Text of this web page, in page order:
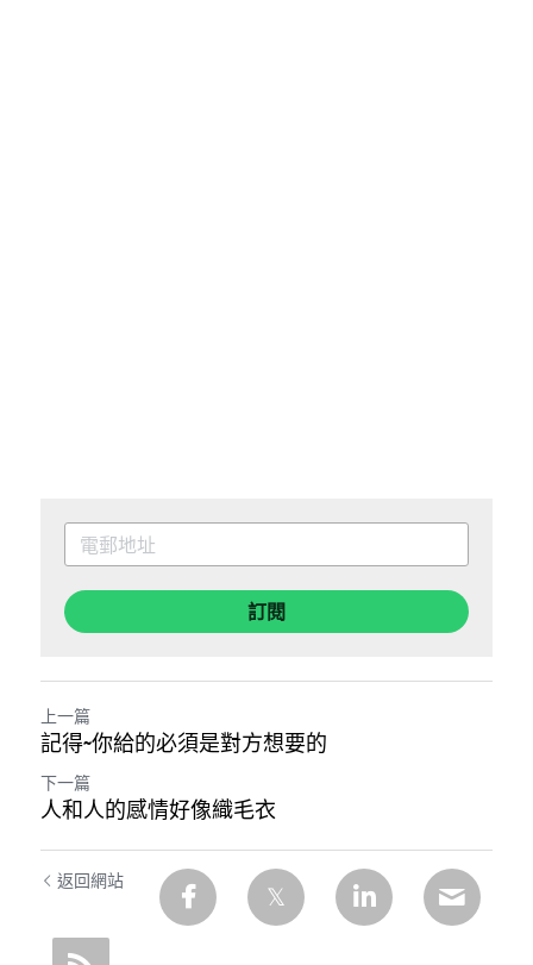
訂閱
上一篇
記得~你給的必須是對方想要的
下一篇
人和人的感情好像織毛衣
返回網站